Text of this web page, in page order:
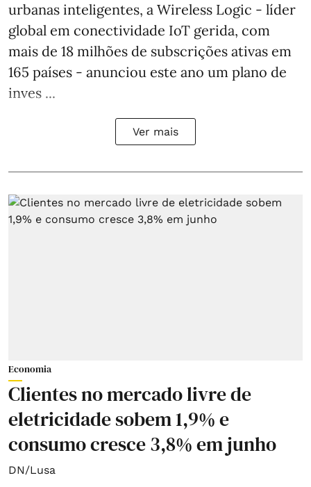
urbanas inteligentes, a Wireless Logic - líder
global em conectividade IoT gerida, com
mais de 18 milhões de subscrições ativas em
165 países - anunciou este ano um plano de
inves ...
Ver mais
Economia
Clientes no mercado livre de
eletricidade sobem 1,9% e
consumo cresce 3,8% em junho
DN/Lusa